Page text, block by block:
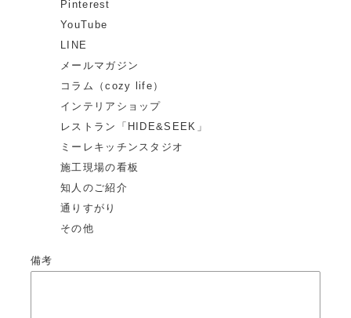
Pinterest
YouTube
LINE
メールマガジン
コラム（cozy life）
インテリアショップ
レストラン「HIDE&SEEK」
ミーレキッチンスタジオ
施工現場の看板
知人のご紹介
通りすがり
その他
備考